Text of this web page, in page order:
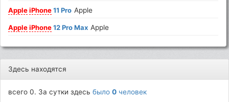
Apple iPhone11 Pro Apple
Apple iPhone12 Pro Max Apple
Здесь находятся
всего 0. За сутки здесьбыло0 человек